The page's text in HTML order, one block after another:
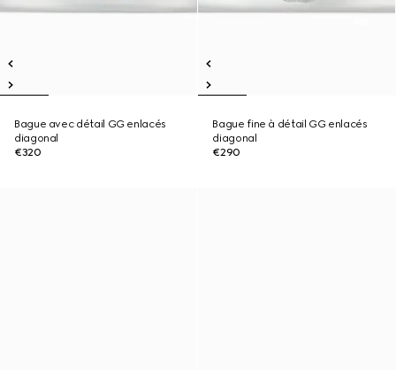
Bague avec détail GG enlacés
diagonal
€320
Bague fine à détail GG enlacés
diagonal
€290